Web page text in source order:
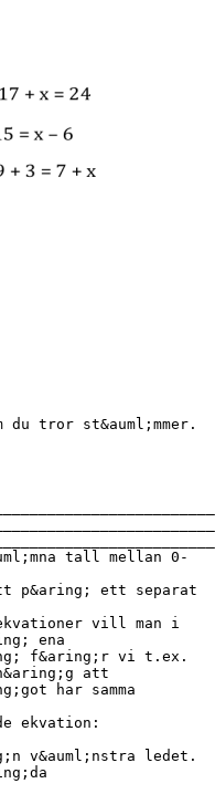
tror st&auml;mmer.
tall mellan 0-
p&aring; ett separat
vill man i
ena
f&aring;r vi t.ex.
att
har samma
ekvation:
v&auml;nstra ledet.